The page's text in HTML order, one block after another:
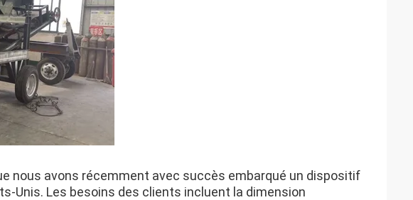
nous avons récemment avec succès embarqué un dispositif
Unis. Les besoins des clients incluent la dimension